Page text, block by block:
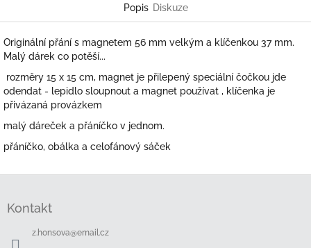
Popis Diskuze
Originální přání s magnetem 56 mm velkým a klíčenkou 37 mm.
Malý dárek co potěší...
rozměry 15 x 15 cm, magnet je přilepený speciální čočkou jde
odendat - lepidlo sloupnout a magnet používat , klíčenka je
přivázaná provázkem
malý dáreček a přáníčko v jednom.
přáníčko, obálka a celofánový sáček
Kontakt
z.honsova@email.cz